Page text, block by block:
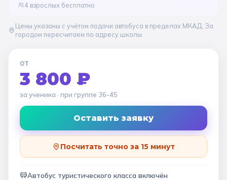
4 взрослых бесплатно
Цены указаны с учётом подачи автобуса в пределах МКАД. За
городом пересчитаем по адресу школы.
ОТ
3 800 ₽
за ученика · при группе 36-45
Оставить заявку
Посчитать точно за 15 минут
Автобус туристического класса включён